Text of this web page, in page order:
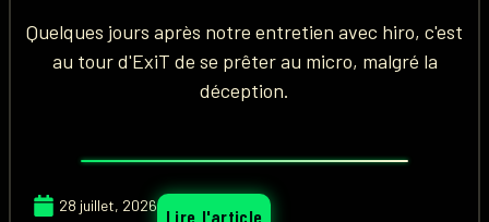
Quelques jours après notre entretien avec hiro, c'est
au tour d'ExiT de se prêter au micro, malgré la
déception.
28 juillet, 2026 Lire l'article